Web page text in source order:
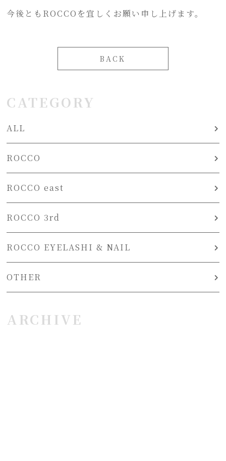
今後ともROCCOを宜しくお願い申し上げます。
BACK
CATEGORY
ALL
ROCCO
ROCCO east
ROCCO 3rd
ROCCO EYELASHI & NAIL
OTHER
ARCHIVE